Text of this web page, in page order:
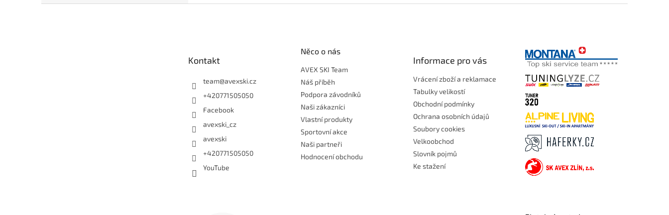
Kontakt
team@avexski.cz
+420771505050
Facebook
avexski_cz
avexski
+420771505050
YouTube
Něco o nás
AVEX SKI Team
Náš příběh
Podpora závodníků
Naši zákazníci
Vlastní produkty
Sportovní akce
Naši partneři
Hodnocení obchodu
Informace pro vás
Vrácení zboží a reklamace
Tabulky velikostí
Obchodní podmínky
Ochrana osobních údajů
Soubory cookies
Velkoobchod
Slovník pojmů
Ke stažení